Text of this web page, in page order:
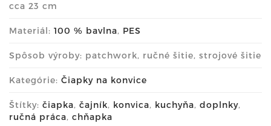
cca 23 cm
Materiál: 100 % bavlna, PES
Spôsob výroby: patchwork, ručné šitie, strojové šitie
Kategórie: Čiapky na konvice
Štítky: čiapka, čajník, konvica, kuchyňa, doplnky,
ručná práca, chňapka